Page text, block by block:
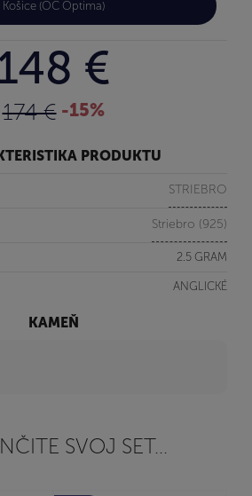
Košice (OC Optima)
148 €
174 € -15%
PRODUKTU
STRIEBRO
Striebro (925)
2.5 GRAM
ANGLICKÉ
KAMEŇ
SVOJ SET...